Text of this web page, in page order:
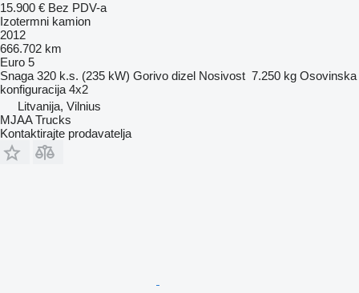
15.900 € Bez PDV-a
Izotermni kamion
2012
666.702 km
Euro 5
Snaga 320 k.s. (235 kW) Gorivo dizel Nosivost 7.250 kg Osovinska
konfiguracija 4x2
Litvanija, Vilnius
MJAA Trucks
Kontaktirajte prodavatelja